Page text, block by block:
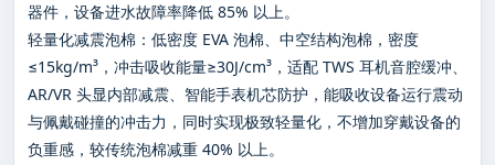
器件，设备进水故障率降低 85% 以上。
轻量化减震泡棉：低密度 EVA 泡棉、中空结构泡棉，密度
≤15kg/m³，冲击吸收能量≥30J/cm³，适配 TWS 耳机音腔缓冲、
AR/VR 头显内部减震、智能手表机芯防护，能吸收设备运行震动
与佩戴碰撞的冲击力，同时实现极致轻量化，不增加穿戴设备的
负重感，较传统泡棉减重 40% 以上。